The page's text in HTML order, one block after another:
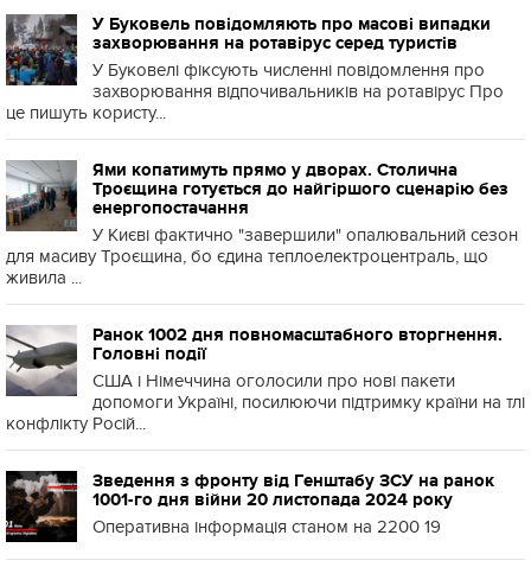
У Буковель повідомляють про масові випадки
захворювання на ротавірус серед туристів
У Буковелі фіксують численні повідомлення про
захворювання відпочивальників на ротавірус Про
це пишуть користу...
Ями копатимуть прямо у дворах. Столична
Троєщина готується до найгіршого сценарію без
енергопостачання
У Києві фактично "завершили" опалювальний сезон
для масиву Троєщина, бо єдина теплоелектроцентраль, що
живила ...
Ранок 1002 дня повномасштабного вторгнення.
Головні події
США і Німеччина оголосили про нові пакети
допомоги Україні, посилюючи підтримку країни на тлі
конфлікту Росій...
Зведення з фронту від Генштабу ЗСУ на ранок
1001-го дня війни 20 листопада 2024 року
Оперативна інформація станом на 2200 19